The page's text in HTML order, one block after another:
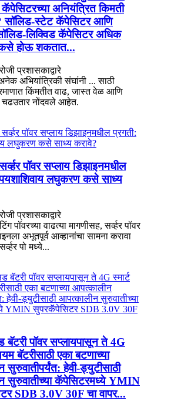
अनियंत्रित किमती
सॉलिड-स्टेट कॅपेसिटर आणि
लिक्विड कॅपेसिटर अधिक
होऊ शकतात...
प्रशासकाद्वारे
अभियांत्रिकी संघांनी ... साठी
किंमतीत वाढ, जास्त वेळ आणि
चढउतार नोंदवले आहेत.
पॉवर सप्लाय डिझाइनमधील
लघुकरण कसे साध्य
प्रशासकाद्वारे
पॉवरच्या वाढत्या मागणीसह, सर्व्हर पॉवर
अभूतपूर्व आव्हानांचा सामना करावा
पो मध्ये...
बॅटरी पॉवर सप्लायपासून ते 4G
बॅटरीसाठी एका बटणाच्या
सुरुवातीपर्यंत: हेवी-ड्युटीसाठी
सुरुवातीच्या कॅपेसिटरमध्ये YMIN
SDB 3.0V 30F चा वापर...